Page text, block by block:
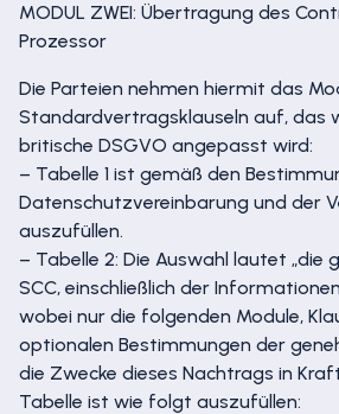
MODUL ZWEI: Übertragung des
Prozessor
Die Parteien nehmen hiermit das
Standardvertragsklauseln auf, das
britische DSGVO angepasst wird:
– Tabelle 1 ist gemäß den
Datenschutzvereinbarung und der
auszufüllen.
– Tabelle 2: Die Auswahl lautet „die
SCC, einschließlich der
wobei nur die folgenden Module,
optionalen Bestimmungen der
die Zwecke dieses Nachtrags in
Tabelle ist wie folgt auszufüllen: